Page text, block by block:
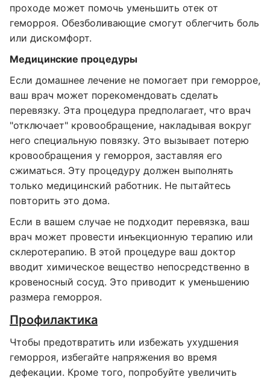
проходе может помочь уменьшить отек от
геморроя. Обезболивающие смогут облегчить боль
или дискомфорт.
Медицинские процедуры
Если домашнее лечение не помогает при геморрое,
ваш врач может порекомендовать сделать
перевязку. Эта процедура предполагает, что врач
"отключает" кровообращение, накладывая вокруг
него специальную повязку. Это вызывает потерю
кровообращения у геморроя, заставляя его
сжиматься. Эту процедуру должен выполнять
только медицинский работник. Не пытайтесь
повторить это дома.
Если в вашем случае не подходит перевязка, ваш
врач может провести инъекционную терапию или
склеротерапию. В этой процедуре ваш доктор
вводит химическое вещество непосредственно в
кровеносный сосуд. Это приводит к уменьшению
размера геморроя.
Профилактика
Чтобы предотвратить или избежать ухудшения
геморроя, избегайте напряжения во время
дефекации. Кроме того, попробуйте увеличить